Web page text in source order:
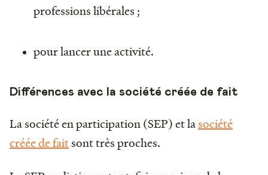
professions libérales ;
pour lancer une activité.
Différences avec la société créée de fait
La société en participation (SEP) et lasociété
créée de faitsont très proches.